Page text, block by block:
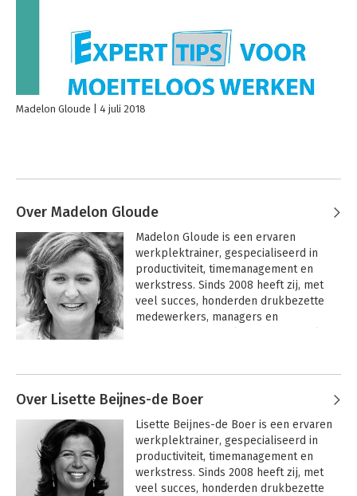
Madelon Gloude 4 juli 2018
Over Madelon Gloude
Madelon Gloude is een ervaren
werkplektrainer, gespecialiseerd in
productiviteit, timemanagement en
werkstress. Sinds 2008 heeft zij, met
veel succes, honderden drukbezette
medewerkers, managers en
Over Lisette Beijnes-de Boer
Lisette Beijnes-de Boer is een ervaren
werkplektrainer, gespecialiseerd in
productiviteit, timemanagement en
werkstress. Sinds 2008 heeft zij, met
veel succes, honderden drukbezette